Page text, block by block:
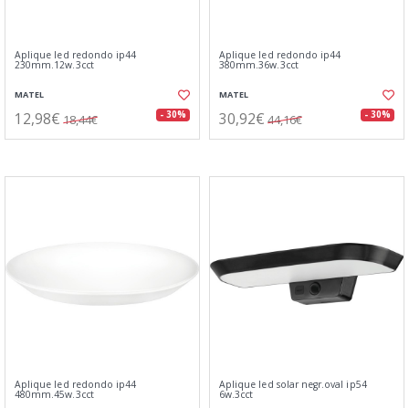
Aplique led redondo ip44
230mm.12w.3cct
MATEL
12,98€ 18,44€ - 30%
Aplique led redondo ip44
380mm.36w.3cct
MATEL
30,92€ 44,16€ - 30%
Aplique led redondo ip44
480mm.45w.3cct
Aplique led solar negr.oval ip54
6w.3cct